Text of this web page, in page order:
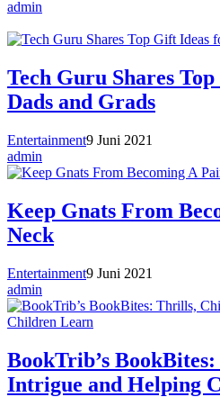
admin
Tech Guru Shares
Dads and Grads
Entertainment9 Juni 2021
admin
Keep Gnats From
Neck
Entertainment9 Juni 2021
admin
BookTrib’s
Intrigue and Helping